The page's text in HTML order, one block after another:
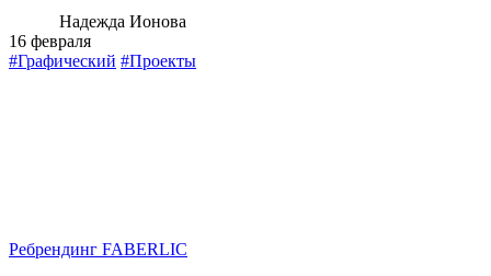
Надежда Ионова
16 февраля
#Графический #Проекты
Ребрендинг FABERLIC